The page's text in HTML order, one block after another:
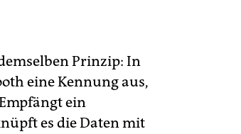
Prinzip: In
eine Kennung aus,
ein
es die Daten mit